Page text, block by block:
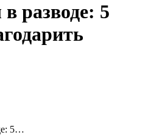
разводе: 5
5…